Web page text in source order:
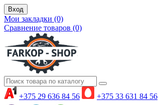
Вход
Мои закладки (0)
Сравнение товаров (0)
+375 29 636 84 56 +375 33 631 84 56